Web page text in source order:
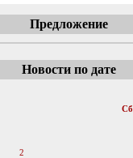
Предложение
Новости по дате
Сб
2